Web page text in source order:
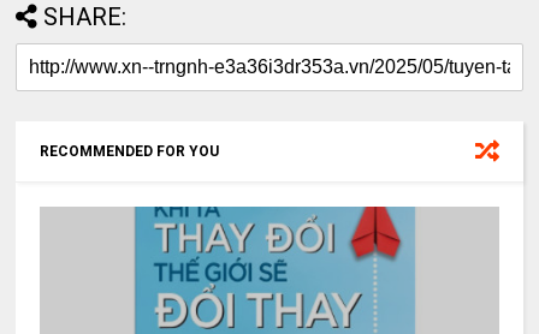
SHARE:
RECOMMENDED FOR YOU